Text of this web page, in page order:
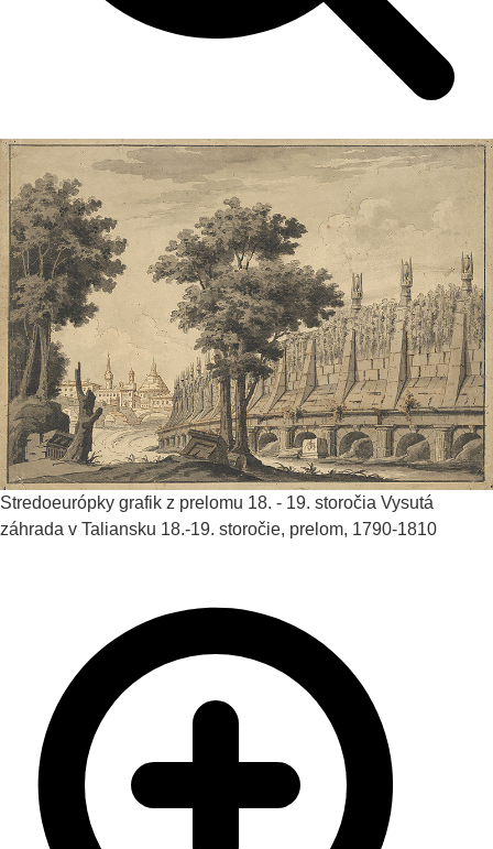
Stredoeurópky grafik z prelomu 18. - 19. storočia Vysutá
záhrada v Taliansku 18.-19. storočie, prelom, 1790-1810